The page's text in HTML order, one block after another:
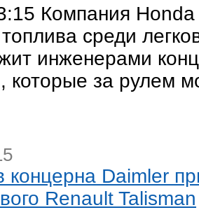
Компания Honda
среди
инженерами
которые за рулем
концерна Daimler
Renault Talisman